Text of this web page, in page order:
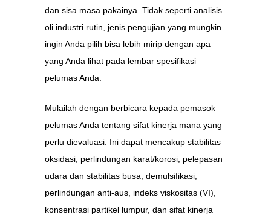
dan sisa masa pakainya. Tidak seperti analisis
oli industri rutin, jenis pengujian yang mungkin
ingin Anda pilih bisa lebih mirip dengan apa
yang Anda lihat pada lembar spesifikasi
pelumas Anda.
Mulailah dengan berbicara kepada pemasok
pelumas Anda tentang sifat kinerja mana yang
perlu dievaluasi. Ini dapat mencakup stabilitas
oksidasi, perlindungan karat/korosi, pelepasan
udara dan stabilitas busa, demulsifikasi,
perlindungan anti-aus, indeks viskositas (VI),
konsentrasi partikel lumpur, dan sifat kinerja